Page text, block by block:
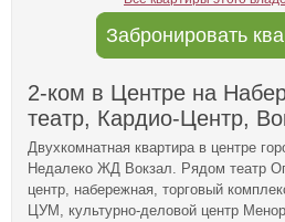
Забронировать
2-ком в Центре на
театр, Кардио-Центр,
Двухкомнатная квартира в центре
Недалеко ЖД Вокзал. Рядом театр
центр, набережная, торговый
ЦУМ, культурно-деловой центр